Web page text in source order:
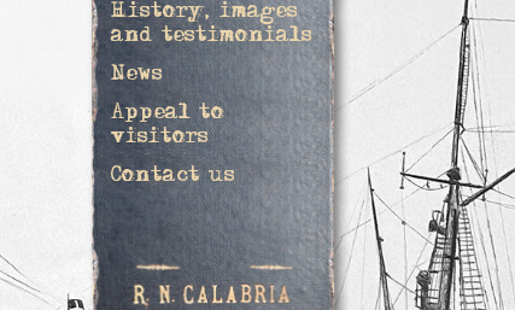
History, images
and testimonials
News
Appeal to
visitors
Contact us